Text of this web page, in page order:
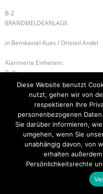
B-2
BRANDMELDEANLAGE
in Bernkastel-Kues / Ortsteil Andel
Alarmierte Einheiten:
BeKu
H-1 ABSICHERUNG
Startseite Einsätze
Theme byThink Up
Diese Website benutzt
nutzt, gehen wir von
respektieren Ihre
personenbezogenen
Sie darüber informieren,
umgehen, wenn Sie
unabhängig davon, von
erhalten
Persönlichkeitsrechte